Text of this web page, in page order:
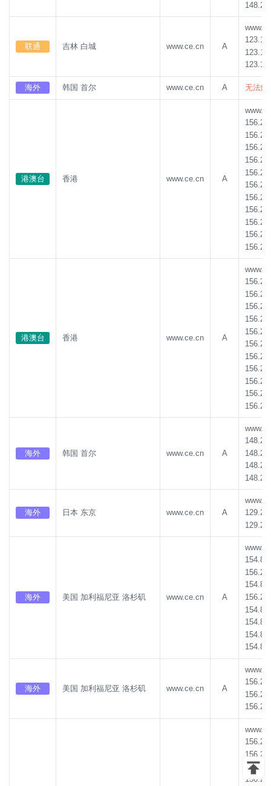
联通 吉林 白城 www.ce.cn A
海外 韩国 首尔 www.ce.cn A 无法解
港澳台 香港 www.ce.cn A
港澳台 香港 www.ce.cn A
海外 韩国 首尔 www.ce.cn A
海外 日本 东京 www.ce.cn A
海外 美国 加利福尼亚 洛杉矶 www.ce.cn A
海外 美国 加利福尼亚 洛杉矶 www.ce.cn A